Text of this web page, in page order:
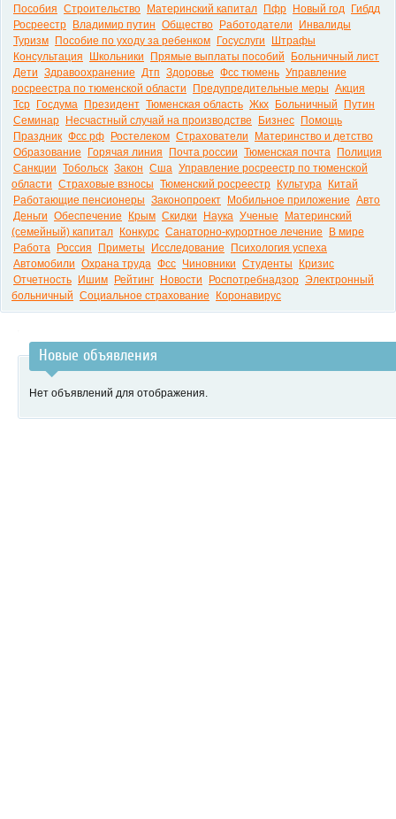
Пособия Строительство Материнский капитал Пфр Новый год
Гибдд
Росреестр
Владимир путин Общество Работодатели
Инвалиды
Туризм
Пособие по уходу за ребенком Госуслуги
Штрафы
Консультация
Школьники Прямые выплаты пособий
Больничный лист
Дети Здравоохранение Дтп Здоровье Фсс тюмень Управление
росреестра по тюменской области
Предупредительные меры Акция
Тср
Госдума Президент Тюменская область Жкх Больничный
Путин
Семинар
Несчастный случай на производстве Бизнес
Помощь
Праздник Фсс рф Ростелеком Страхователи
Материнство и детство
Образование
Горячая линия Почта россии Тюменская почта
Полиция
Санкции Тобольск Закон Сша Управление росреестр по тюменской
области Страховые взносы Тюменский росреестр Культура
Китай
Работающие пенсионеры Законопроект Мобильное приложение Авто
Деньги Обеспечение Крым Скидки Наука Ученые
Материнский
(семейный) капитал
Конкурс Санаторно-курортное лечение
В мире
Работа
Россия Приметы Исследование
Психология успеха
Автомобили Охрана труда Фсс Чиновники Студенты
Кризис
Отчетность
Ишим Рейтинг Новости Роспотребнадзор Электронный
больничный Социальное страхование Коронавирус
Новые объявления
Нет объявлений для отображения.